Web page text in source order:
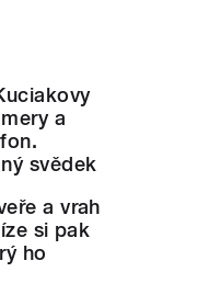
a
svědek
a vrah
si pak
ho